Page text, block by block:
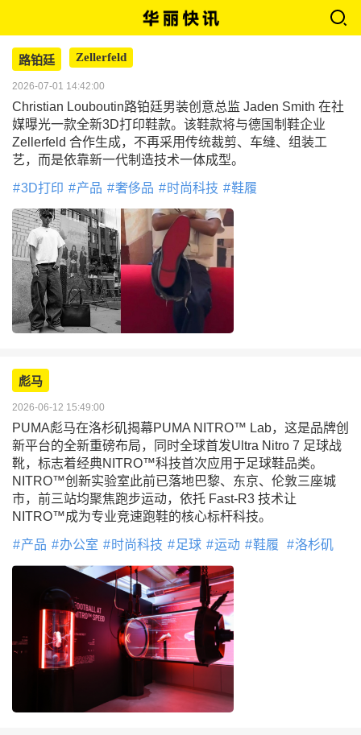
路铂廷 Zellerfeld
2026-07-01 14:42:00
Christian Louboutin路铂廷男装创意总监 Jaden Smith 在社
媒曝光一款全新3D打印鞋款。该鞋款将与德国制鞋企业
Zellerfeld 合作生成，不再采用传统裁剪、车缝、组装工
艺，而是依靠新一代制造技术一体成型。
3D打印 产品 奢侈品 时尚科技 鞋履
彪马
2026-06-12 15:49:00
PUMA彪马在洛杉矶揭幕PUMA NITRO™ Lab，这是品牌创
新平台的全新重磅布局，同时全球首发Ultra Nitro 7 足球战
靴，标志着经典NITRO™科技首次应用于足球鞋品类。
NITRO™创新实验室此前已落地巴黎、东京、伦敦三座城
市，前三站均聚焦跑步运动，依托 Fast-R3 技术让
NITRO™成为专业竞速跑鞋的核心标杆科技。
产品 办公室 时尚科技 足球 运动 鞋履 洛杉矶